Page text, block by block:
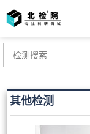
其他检测